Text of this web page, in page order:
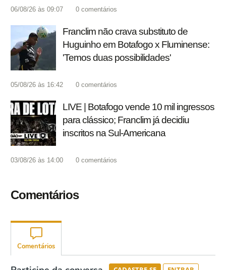
06/08/26 às 09:07 0 comentários
Franclim não crava substituto de
Huguinho em Botafogo x Fluminense:
'Temos duas possibilidades'
05/08/26 às 16:42 0 comentários
LIVE | Botafogo vende 10 mil ingressos
para clássico; Franclim já decidiu
inscritos na Sul-Americana
03/08/26 às 14:00 0 comentários
Comentários